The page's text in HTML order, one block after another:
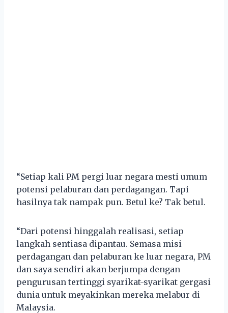
“Setiap kali PM pergi luar negara mesti umum
potensi pelaburan dan perdagangan. Tapi
hasilnya tak nampak pun. Betul ke? Tak betul.
“Dari potensi hinggalah realisasi, setiap
langkah sentiasa dipantau. Semasa misi
perdagangan dan pelaburan ke luar negara, PM
dan saya sendiri akan berjumpa dengan
pengurusan tertinggi syarikat-syarikat gergasi
dunia untuk meyakinkan mereka melabur di
Malaysia.